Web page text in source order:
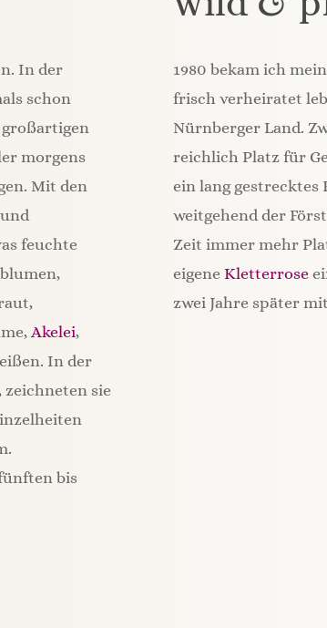
In der
schon
morgens
Mit den
feuchte
Akelei,
In der
sie
bis
1980 bekam ich
frisch verheiratet
Nürnberger Land.
reichlich Platz für
ein lang gestrecktes
weitgehend der
Zeit immer mehr
eigene Kletterrose
zwei Jahre später